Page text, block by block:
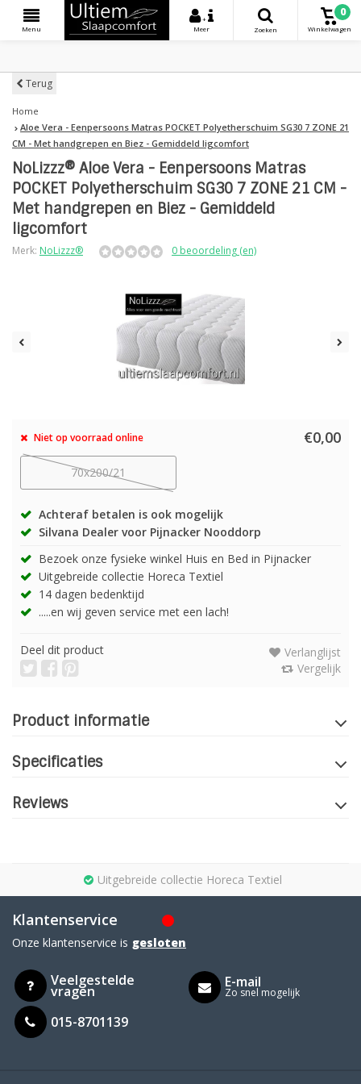
Menu
+
Meer
Zoeken
0
Winkelwagen
Terug
Home
Aloe Vera - Eenpersoons Matras POCKET Polyetherschuim SG30 7 ZONE 21
CM - Met handgrepen en Biez - Gemiddeld ligcomfort
NoLizzz® Aloe Vera - Eenpersoons Matras
POCKET Polyetherschuim SG30 7 ZONE 21 CM -
Met handgrepen en Biez - Gemiddeld
ligcomfort
Merk: NoLizzz® 0 beoordeling (en)
Niet op voorraad online €0,00
70x200/21
Achteraf betalen is ook mogelijk
Silvana Dealer voor Pijnacker Nooddorp
Bezoek onze fysieke winkel Huis en Bed in Pijnacker
Uitgebreide collectie Horeca Textiel
14 dagen bedenktijd
.....en wij geven service met een lach!
Deel dit product
Verlanglijst
Vergelijk
Product informatie
Specificaties
Reviews
Uitgebreide collectie Horeca Textiel
Klantenservice
Onze klantenservice is gesloten
Veelgestelde
vragen
015-8701139
E-mail
Zo snel mogelijk